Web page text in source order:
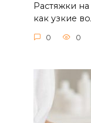
Растяжки
как узкие
0 0